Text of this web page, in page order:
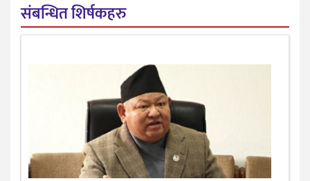
संबन्धित शिर्षकहरु